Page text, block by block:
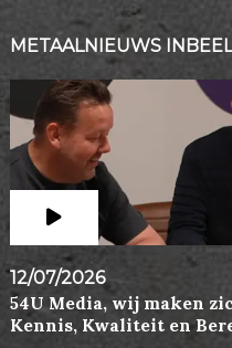
METAALNIEUWS
12/07/2026
54U Media, wij maken
Kennis, Kwaliteit en